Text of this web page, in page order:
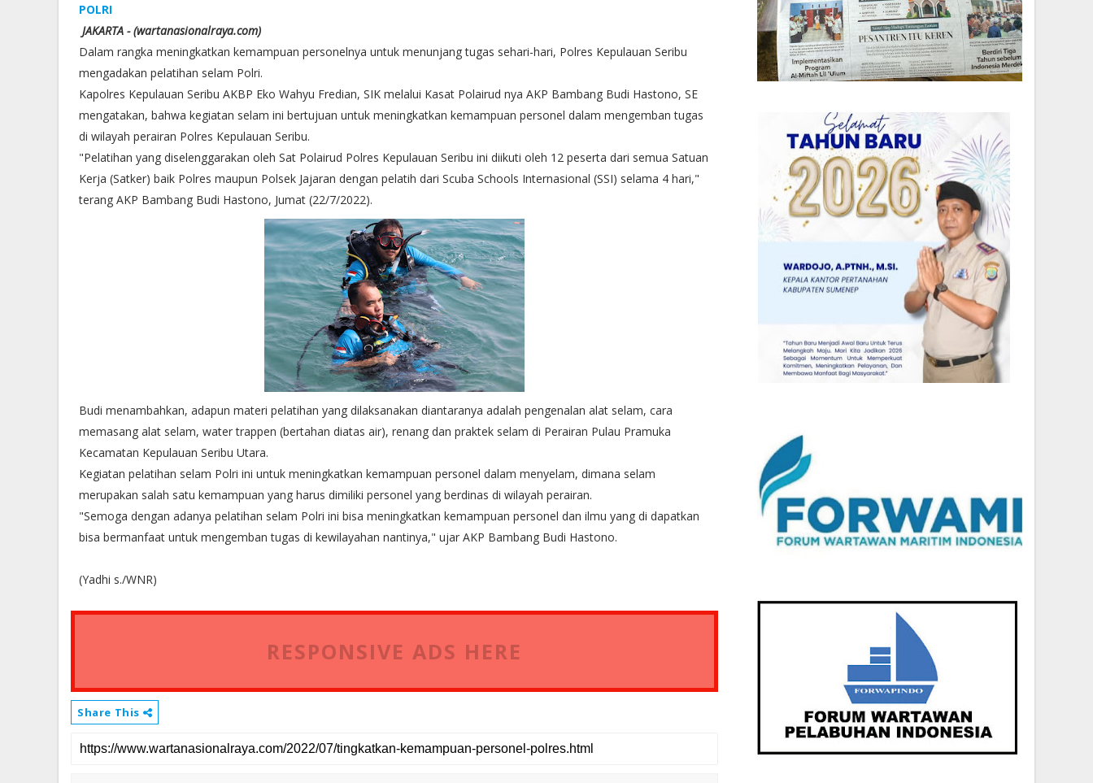
POLRI
JAKARTA - (wartanasionalraya.com)
Dalam rangka meningkatkan kemampuan personelnya untuk menunjang tugas sehari-hari, Polres Kepulauan Seribu
mengadakan pelatihan selam Polri.
Kapolres Kepulauan Seribu AKBP Eko Wahyu Fredian, SIK melalui Kasat Polairud nya AKP Bambang Budi Hastono, SE
mengatakan, bahwa kegiatan selam ini bertujuan untuk meningkatkan kemampuan personel dalam mengemban tugas
di wilayah perairan Polres Kepulauan Seribu.
"Pelatihan yang diselenggarakan oleh Sat Polairud Polres Kepulauan Seribu ini diikuti oleh 12 peserta dari semua Satuan
Kerja (Satker) baik Polres maupun Polsek Jajaran dengan pelatih dari Scuba Schools Internasional (SSI) selama 4 hari,"
terang AKP Bambang Budi Hastono, Jumat (22/7/2022).
Budi menambahkan, adapun materi pelatihan yang dilaksanakan diantaranya adalah pengenalan alat selam, cara
memasang alat selam, water trappen (bertahan diatas air), renang dan praktek selam di Perairan Pulau Pramuka
Kecamatan Kepulauan Seribu Utara.
Kegiatan pelatihan selam Polri ini untuk meningkatkan kemampuan personel dalam menyelam, dimana selam
merupakan salah satu kemampuan yang harus dimiliki personel yang berdinas di wilayah perairan.
"Semoga dengan adanya pelatihan selam Polri ini bisa meningkatkan kemampuan personel dan ilmu yang di dapatkan
bisa bermanfaat untuk mengemban tugas di kewilayahan nantinya," ujar AKP Bambang Budi Hastono.
(Yadhi s./WNR)
RESPONSIVE ADS HERE
Share This